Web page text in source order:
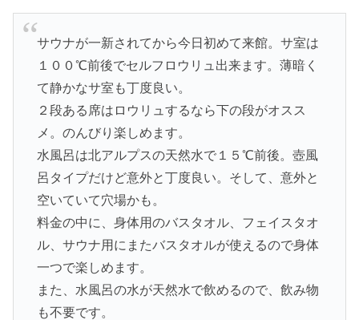
サウナが一新されてから今日初めて来館。サ室は
１００℃前後でセルフロウリュ出来ます。薄暗く
て静かなサ室も丁度良い。
２段ある席はロウリュするなら下の段がオスス
メ。のんびり楽しめます。
水風呂は北アルプスの天然水で１５℃前後。壺風
呂タイプだけど意外と丁度良い。そして、意外と
空いていて穴場かも。
料金の中に、身体用のバスタオル、フェイスタオ
ル、サウナ用にまたバスタオルが使えるので身体
一つで楽しめます。
また、水風呂の水が天然水で飲めるので、飲み物
も不要です。